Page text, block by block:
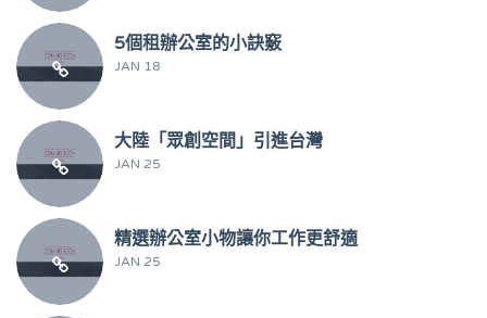
5個租辦公室的小訣竅
JAN 18
大陸「眾創空間」引進台灣
JAN 25
精選辦公室小物讓你工作更舒適
JAN 25